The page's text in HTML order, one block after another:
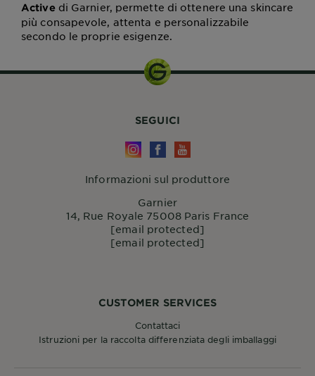
Activedi Garnier, permette di ottenere una skincare
più consapevole, attenta e personalizzabile
secondo le proprie esigenze.
CUSTOMER SERVICES
Contattaci
Istruzioni per la raccolta differenziata degli imballaggi
SEGUICI
Informazioni sul produttore
Garnier
14, Rue Royale 75008 Paris France
[email protected]
[email protected]